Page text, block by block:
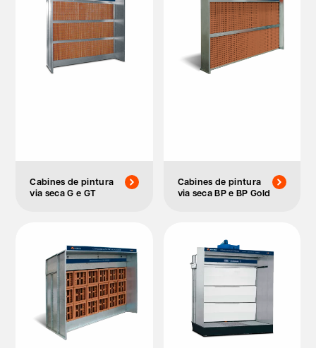
Cabines de pintura
via seca G e GT
Cabines de pintura
via seca BP e BP Gold